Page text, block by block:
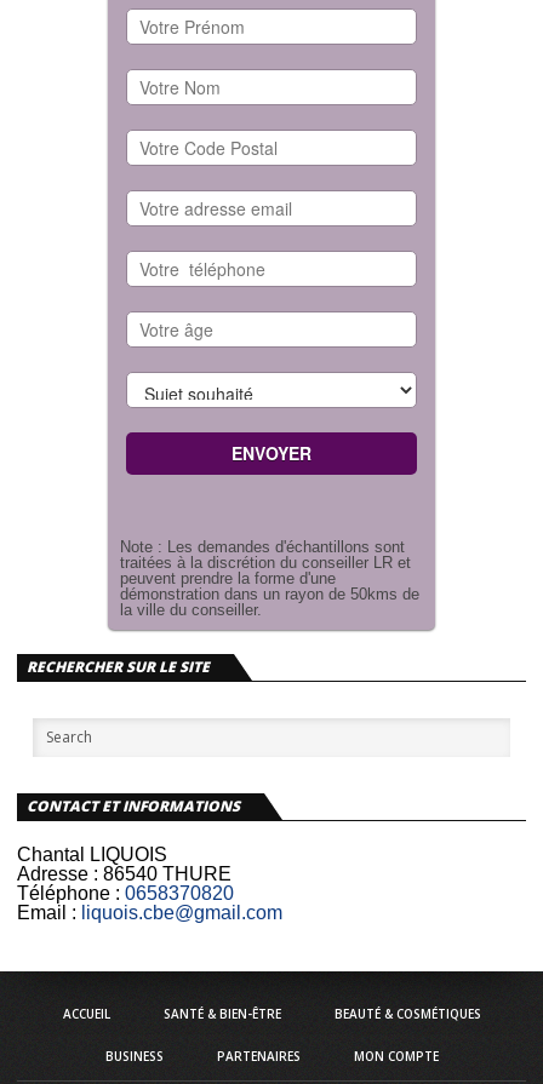
Note : Les demandes d'échantillons sont
traitées à la discrétion du conseiller LR et
peuvent prendre la forme d'une
démonstration dans un rayon de 50kms de
la ville du conseiller.
RECHERCHER SUR LE SITE
CONTACT ET INFORMATIONS
Chantal LIQUOIS
Adresse : 86540 THURE
Téléphone : 0658370820
Email : liquois.cbe@gmail.com
ACCUEIL SANTÉ & BIEN-ÊTRE BEAUTÉ & COSMÉTIQUES
BUSINESS PARTENAIRES MON COMPTE